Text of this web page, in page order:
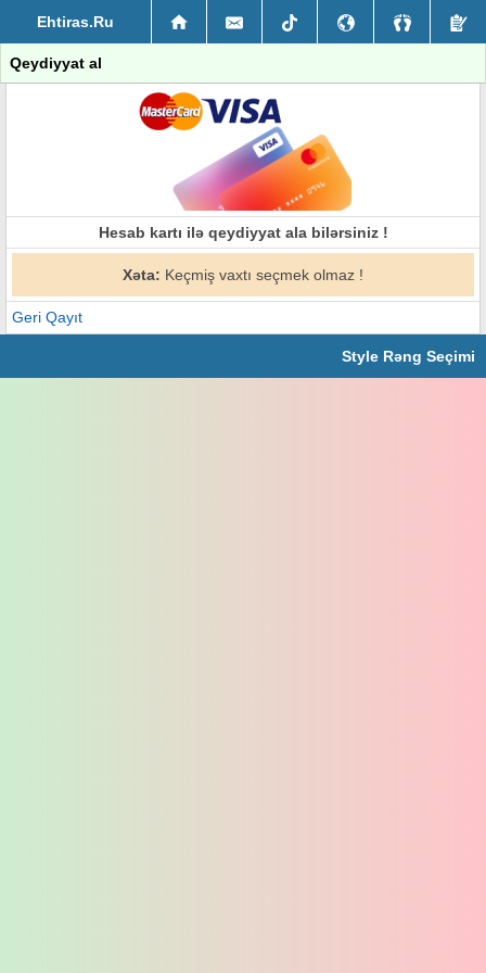
Ehtiras.Ru
Qeydiyyat al
Hesab kartı ilə qeydiyyat ala bilərsiniz !
Xəta: Keçmiş vaxtı seçmek olmaz !
Geri Qayıt
Style Rəng Seçimi